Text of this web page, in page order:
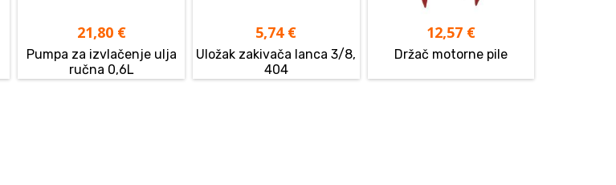
21,80 €
Pumpa za izvlačenje ulja
ručna 0,6L
5,74 €
Uložak zakivača lanca 3/8,
404
12,57 €
Držač motorne pile